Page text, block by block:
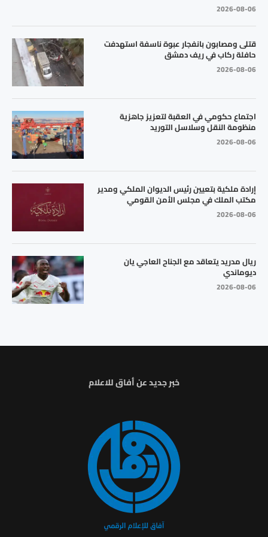
2026-08-06
قتلى ومصابون بانفجار عبوة ناسفة استهدفت
حافلة ركاب في ريف دمشق
2026-08-06
اجتماع حكومي في العقبة لتعزيز جاهزية
منظومة النقل وسلاسل التوريد
2026-08-06
إرادة ملكية بتعيين رئيس الديوان الملكي ومدير
مكتب الملك في مجلس الأمن القومي
2026-08-06
ريال مدريد يتعاقد مع الجناح العاجي يان
ديوماندي
2026-08-06
خبر جديد عن أفاق للاعلام